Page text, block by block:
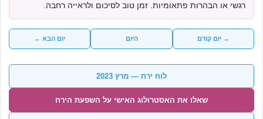
רגשי או הבהרות פתאומיות. זמן טוב לסיכום ולראייה רחבה.
→ יום קודם היום יום הבא ←
לוח ירח — מרץ 2023
שאלו את האסטרולוג האישי על השפעת הירח